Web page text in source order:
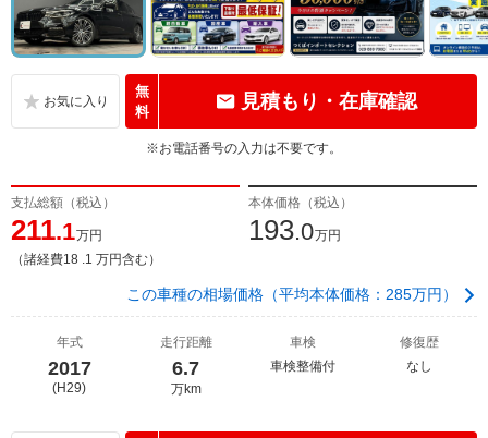
無
料
見積もり・在庫確認
※お電話番号の入力は不要です。
支払総額（税込）
211.1万円
（諸経費18 .1 万円含む）
本体価格（税込）
193.0万円
この車種の相場価格（平均本体価格：285万円）
年式
2017
(H29)
走行距離
6.7
万km
車検
車検整備付
修復歴
なし